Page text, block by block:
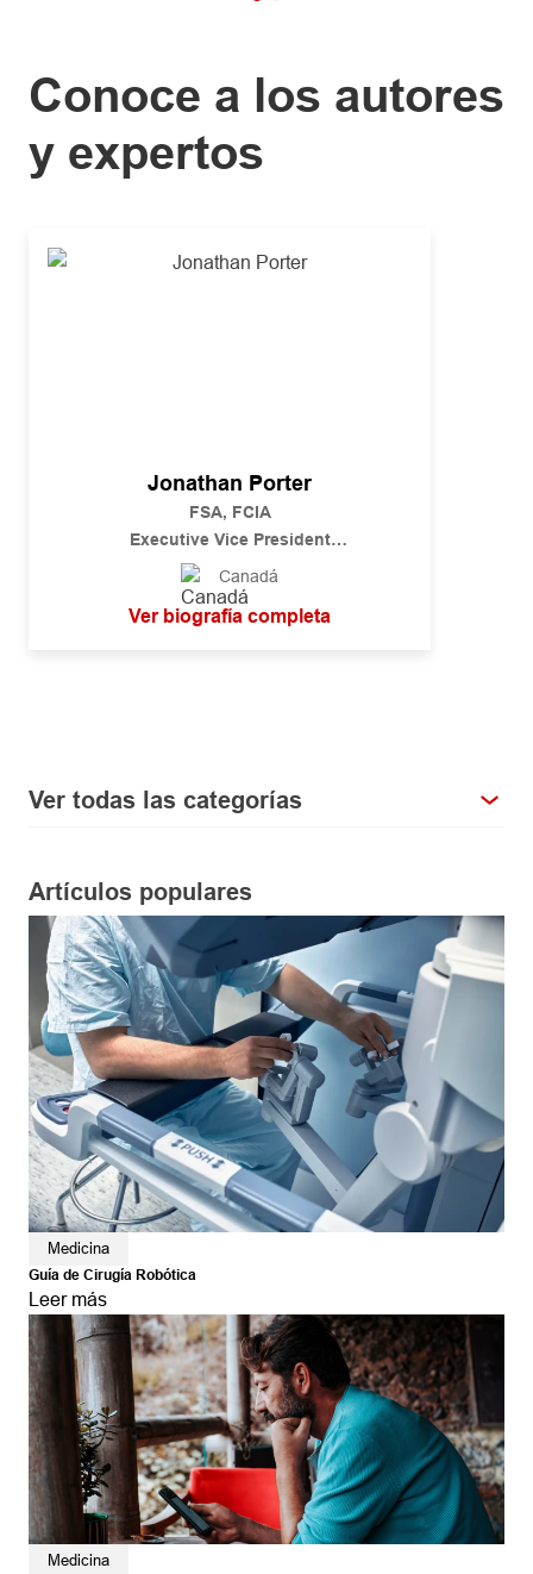
Conoce a los autores
y expertos
Jonathan Porter
FSA, FCIA
Executive Vice President
Global Chief Risk Officer
Reinsurance Group of America, Incorporated
Canadá
Ver biografía completa
Ver todas las categorías
Artículos populares
Medicina
Guía de Cirugía Robótica
Leer más
Medicina